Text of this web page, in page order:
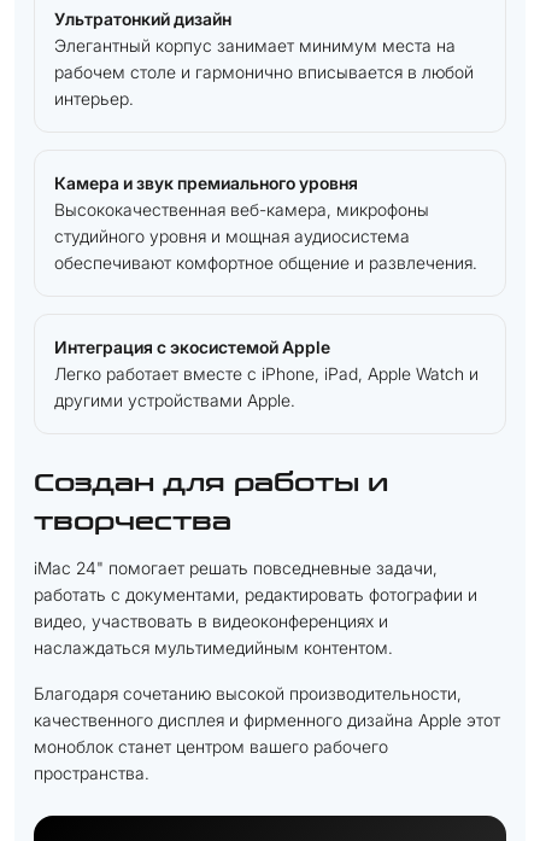
Ультратонкий дизайн
Элегантный корпус занимает минимум места на
рабочем столе и гармонично вписывается в любой
интерьер.
Камера и звук премиального уровня
Высококачественная веб-камера, микрофоны
студийного уровня и мощная аудиосистема
обеспечивают комфортное общение и развлечения.
Интеграция с экосистемой Apple
Легко работает вместе с iPhone, iPad, Apple Watch и
другими устройствами Apple.
Создан для работы и
творчества
iMac 24" помогает решать повседневные задачи,
работать с документами, редактировать фотографии и
видео, участвовать в видеоконференциях и
наслаждаться мультимедийным контентом.
Благодаря сочетанию высокой производительности,
качественного дисплея и фирменного дизайна Apple этот
моноблок станет центром вашего рабочего
пространства.